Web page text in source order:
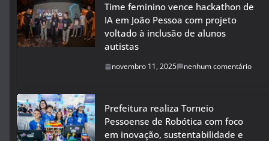
Time feminino vence hackathon de
IA em João Pessoa com projeto
voltado à inclusão de alunos
autistas
novembro 11, 2025 nenhum comentário
Prefeitura realiza Torneio
Pessoense de Robótica com foco
em inovação, sustentabilidade e